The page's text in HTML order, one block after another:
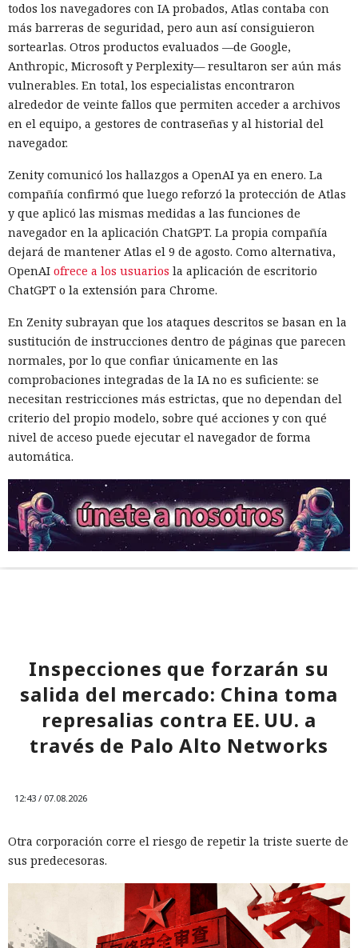
todos los navegadores con IA probados, Atlas contaba con
más barreras de seguridad, pero aun así consiguieron
sortearlas. Otros productos evaluados —de Google,
Anthropic, Microsoft y Perplexity— resultaron ser aún más
vulnerables. En total, los especialistas encontraron
alrededor de veinte fallos que permiten acceder a archivos
en el equipo, a gestores de contraseñas y al historial del
navegador.
Zenity comunicó los hallazgos a OpenAI ya en enero. La
compañía confirmó que luego reforzó la protección de Atlas
y que aplicó las mismas medidas a las funciones de
navegador en la aplicación ChatGPT. La propia compañía
dejará de mantener Atlas el 9 de agosto. Como alternativa,
OpenAI ofrece a los usuarios la aplicación de escritorio
ChatGPT o la extensión para Chrome.
En Zenity subrayan que los ataques descritos se basan en la
sustitución de instrucciones dentro de páginas que parecen
normales, por lo que confiar únicamente en las
comprobaciones integradas de la IA no es suficiente: se
necesitan restricciones más estrictas, que no dependan del
criterio del propio modelo, sobre qué acciones y con qué
nivel de acceso puede ejecutar el navegador de forma
automática.
Inspecciones que forzarán su
salida del mercado: China toma
represalias contra EE. UU. a
través de Palo Alto Networks
12:43 / 07.08.2026
Otra corporación corre el riesgo de repetir la triste suerte de
sus predecesoras.